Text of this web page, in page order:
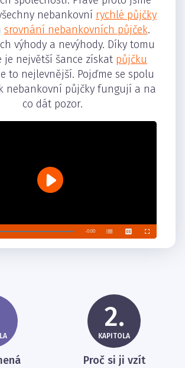
nebankovní rychlé půjčky
srovnání nebankovních půjček.
výhody a nevýhody. Díky tomu
je největší šance získat půjčku
to nejlevnější. Pojďme se spolu
nebankovní půjčky fungují a na
co dát pozor.
2.
KAPITOLA
Proč si ji vzít